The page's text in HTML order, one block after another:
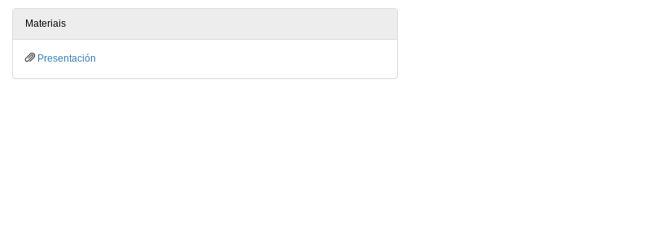
Materiais
Presentación